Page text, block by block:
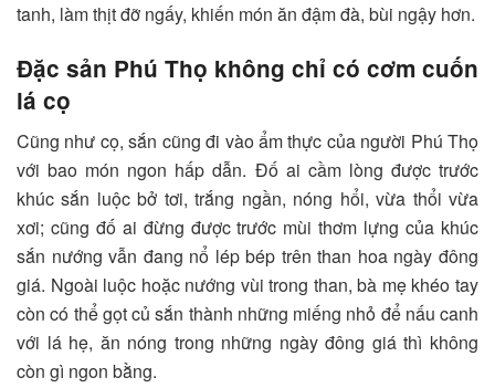
tanh, làm thịt đỡ ngấy, khiến món ăn đậm đà, bùi ngậy hơn.
Đặc sản Phú Thọ không chỉ có cơm cuốn
lá cọ
Cũng như cọ, sắn cũng đi vào ẩm thực của người Phú Thọ
với bao món ngon hấp dẫn. Đố ai cầm lòng được trước
khúc sắn luộc bở tơi, trắng ngần, nóng hổi, vừa thổi vừa
xơi; cũng đố ai đừng được trước mùi thơm lựng của khúc
sắn nướng vẫn đang nổ lép bép trên than hoa ngày đông
giá. Ngoài luộc hoặc nướng vùi trong than, bà mẹ khéo tay
còn có thể gọt củ sắn thành những miếng nhỏ để nấu canh
với lá hẹ, ăn nóng trong những ngày đông giá thì không
còn gì ngon bằng.